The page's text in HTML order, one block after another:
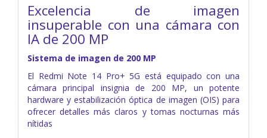
Excelencia de imagen
insuperable con una cámara con
IA de 200 MP
Sistema de imagen de 200 MP
El Redmi Note 14 Pro+ 5G está equipado con una
cámara principal insignia de 200 MP, un potente
hardware y estabilización óptica de imagen (OIS) para
ofrecer detalles más claros y tomas nocturnas más
nítidas